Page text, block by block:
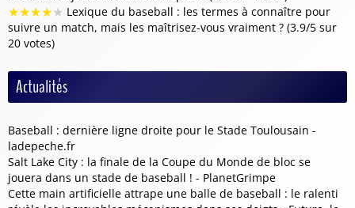
★★★★★ Lexique du baseball : les termes à connaître pour
suivre un match, mais les maîtrisez-vous vraiment ? (3.9/5 sur
20 votes)
Actualités
Baseball : dernière ligne droite pour le Stade Toulousain -
ladepeche.fr
Salt Lake City : la finale de la Coupe du Monde de bloc se
jouera dans un stade de baseball ! - PlanetGrimpe
Cette main artificielle attrape une balle de baseball : le ralenti